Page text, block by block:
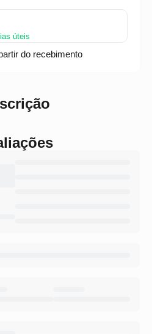
úteis
do recebimento